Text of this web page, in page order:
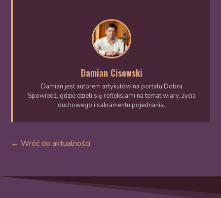
Damian Cisowski
Damian jest autorem artykułów na portalu Dobra
Spowiedź, gdzie dzieli się refleksjami na temat wiary, życia
duchowego i sakramentu pojednania.
← Wróć do aktualności